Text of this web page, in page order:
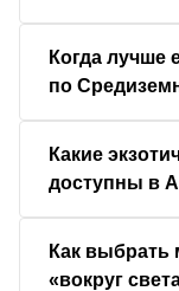
Когда лучше
по
Какие
доступны в
Как выбрать
«вокруг